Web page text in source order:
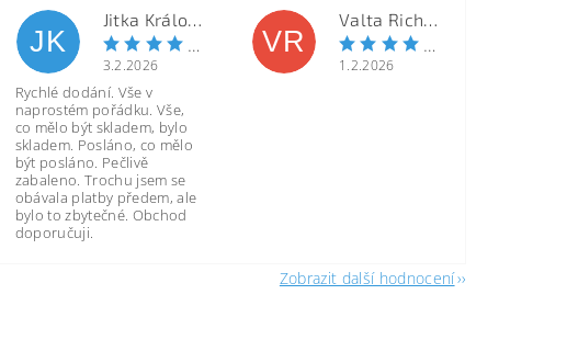
JK
Jitka Královcová
3.2.2026
Rychlé dodání. Vše v
naprostém pořádku. Vše,
co mělo být skladem, bylo
skladem. Posláno, co mělo
být posláno. Pečlivě
zabaleno. Trochu jsem se
obávala platby předem, ale
bylo to zbytečné. Obchod
doporučuji.
VR
Valta Richard
1.2.2026
Zobrazit další hodnocení